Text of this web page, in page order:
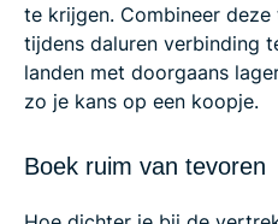
te krijgen. Combineer
tijdens daluren verbinding
landen met doorgaans
zo je kans op een koopje.
Boek ruim van tevoren